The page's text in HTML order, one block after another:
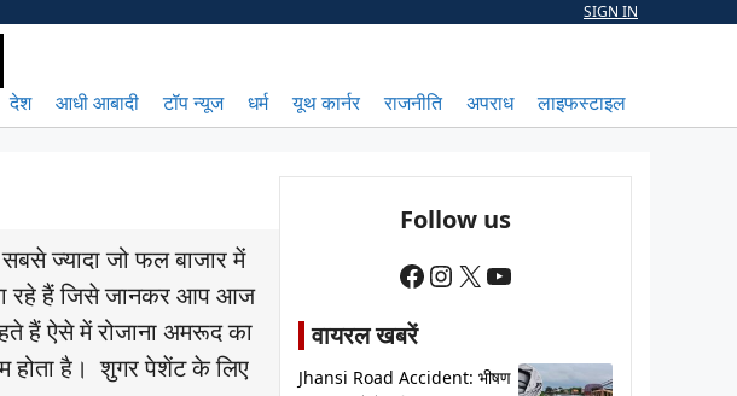
SIGN IN
देश आधी आबादी टॉप न्यूज धर्म यूथ कार्नर राजनीति अपराध लाइफस्टाइल
ज्यादा जो फल बाजार में
रहे हैं जिसे जानकर आप आज
हैं ऐसे में रोजाना अमरूद का
होता है। शुगर पेशेंट के लिए
Follow us
Facebook
Instagram
X YouTube
वायरल खबरें
Jhansi Road Accident: भीषण